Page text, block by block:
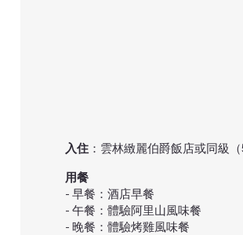
入住 ：雲林緻麗伯爵飯店或同級（
用餐
- 早餐：酒店早餐
- 午餐：體驗阿里山風味餐
- 晚餐：體驗烤雞風味餐